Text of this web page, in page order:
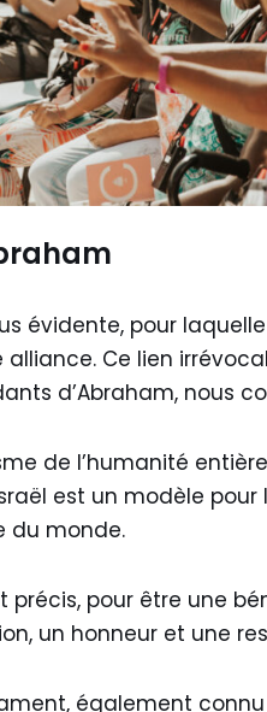
évidente, pour
alliance. Ce lien
d’Abraham, nous
de l’humanité
est un modèle
du monde.
précis, pour être une
un honneur et une
également